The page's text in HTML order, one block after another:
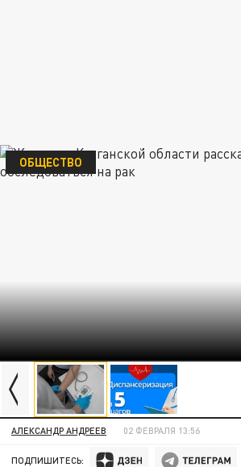
ОБЩЕСТВО
АЛЕКСАНДР АНДРЕЕВ 02 ФЕВРАЛЯ 13:56
ПОДПИШИТЕСЬ: